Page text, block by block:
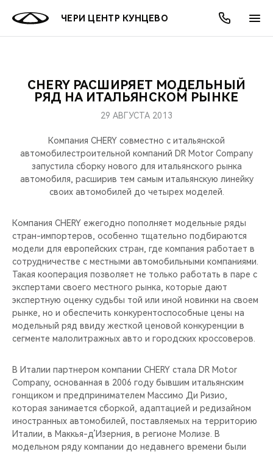
ЧЕРИ ЦЕНТР КУНЦЕВО
МОДЕЛИ
КРОССОВЕРЫ
СЕДАНЫ
НОВИНКИ
ПОКУПАТЕЛЯМ
КРЕДИТ И СТРАХОВАНИЕ
ВЛАДЕЛЬЦАМ
ЗАПЧАСТИ И АКСЕССУАРЫ
ПОДДЕРЖКА
МИР CHERY
О БРЕНДЕ
CHERY В СОЦСЕТЯХ
БЛАГОТВОРИТЕЛЬНОСТЬ
CHERY REMOTE
CHERY И СПОРТ
НАШИ МЕРОПРИЯТИЯ
ВИДЕООБЗОРЫ
CHERY ДЛЯ ДЕТЕЙ
АКЦИИ
ОНЛАЙН СЕРВИСЫ
КРЕДИТ
О КОМПАНИИ
МЫ В СОЦСЕТЯХ
CHERY РАСШИРЯЕТ МОДЕЛЬНЫЙ
РЯД НА ИТАЛЬЯНСКОМ РЫНКЕ
29 АВГУСТА 2013
Компания CHERY совместно с итальянской
автомобилестроительной компаний DR Motor Company
запустила сборку нового для итальянского рынка
автомобиля, расширив тем самым итальянскую линейку
своих автомобилей до четырех моделей.
Компания CHERY ежегодно пополняет модельные ряды
стран-импортеров, особенно тщательно подбираются
модели для европейских стран, где компания работает в
сотрудничестве с местными автомобильными компаниями.
Такая кооперация позволяет не только работать в паре с
экспертами своего местного рынка, которые дают
экспертную оценку судьбы той или иной новинки на своем
рынке, но и обеспечить конкурентоспособные цены на
модельный ряд ввиду жесткой ценовой конкуренции в
сегменте малолитражных авто и городских кроссоверов.
В Италии партнером компании CHERY стала DR Motor
Company, основанная в 2006 году бывшим итальянским
гонщиком и предпринимателем Массимо Ди Ризио,
которая занимается сборкой, адаптацией и редизайном
иностранных автомобилей, поставляемых на территорию
Италии, в Маккья-д’Изерния, в регионе Молизе. В
модельном ряду компании до недавнего времени были